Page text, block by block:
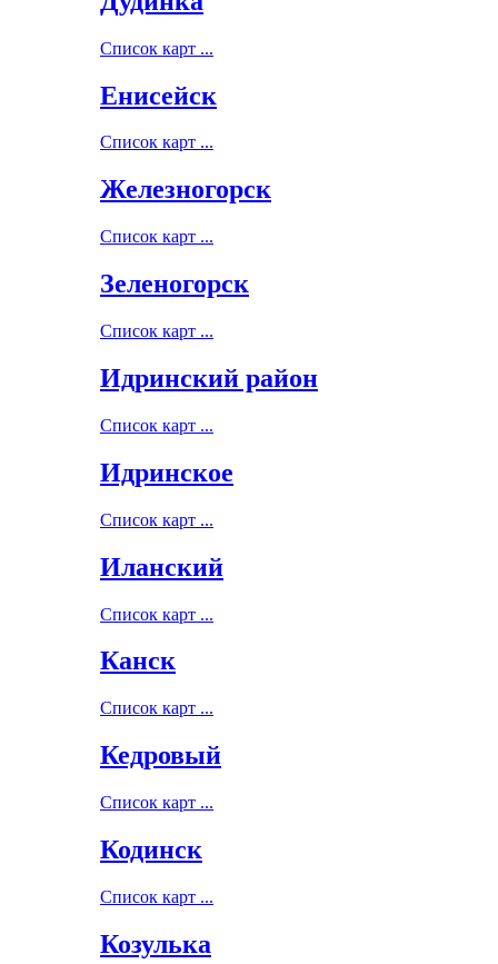
Список карт ...
Енисейск
Список карт ...
Железногорск
Список карт ...
Зеленогорск
Список карт ...
Идринский район
Список карт ...
Идринское
Список карт ...
Иланский
Список карт ...
Канск
Список карт ...
Кедровый
Список карт ...
Кодинск
Список карт ...
Козулька